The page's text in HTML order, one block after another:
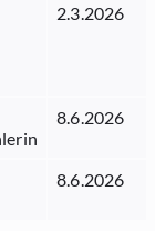
2.3.2026
8.6.2026
8.6.2026